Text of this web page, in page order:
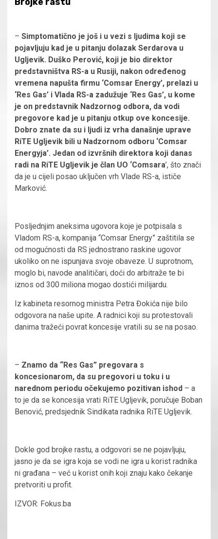
– Simptomatično je još i u vezi s ljudima koji se
pojavljuju kad je u pitanju dolazak Serdarova u
Ugljevik. Duško Perović, koji je bio direktor
predstavništva RS-a u Rusiji, nakon određenog
vremena napušta firmu ‘Comsar Energy’, prelazi u
‘Res Gas’ i Vlada RS-a zadužuje ‘Res Gas’, u kome
je on predstavnik Nadzornog odbora, da vodi
pregovore kad je u pitanju otkup ove koncesije.
Dobro znate da su i ljudi iz vrha današnje uprave
RiTE Ugljevik bili u Nadzornom odboru ‘Comsar
Energyja’. Jedan od izvršnih direktora koji danas
radi na RiTE Ugljevik je član UO ‘Comsara’, što znači
da je u cijeli posao uključen vrh Vlade RS-a, ističe
Marković.
Posljednjim aneksima ugovora koje je potpisala s
Vladom RS-a, kompanija “Comsar Energy” zaštitila se
od mogućnosti da RS jednostrano raskine ugovor
ukoliko on ne ispunjava svoje obaveze. U suprotnom,
moglo bi, navode analitičari, doći do arbitraže te bi
iznos od 300 miliona mogao dostići milijardu.
Iz kabineta resornog ministra Petra Đokića nije bilo
odgovora na naše upite. A radnici koji su protestovali
danima tražeći povrat koncesije vratili su se na posao.
– Znamo da “Res Gas” pregovara s
koncesionarom, da su pregovori u toku i u
narednom periodu očekujemo pozitivan ishod – a
to je da se koncesija vrati RiTE Ugljevik, poručuje Boban
Benović, predsjednik Sindikata radnika RiTE Ugljevik.
Dokle god brojke rastu, a odgovori se ne pojavljuju,
jasno je da se igra koja se vodi ne igra u korist radnika
ni građana – već u korist onih koji znaju kako čekanje
pretvoriti u profit.
IZVOR: Fokus.ba